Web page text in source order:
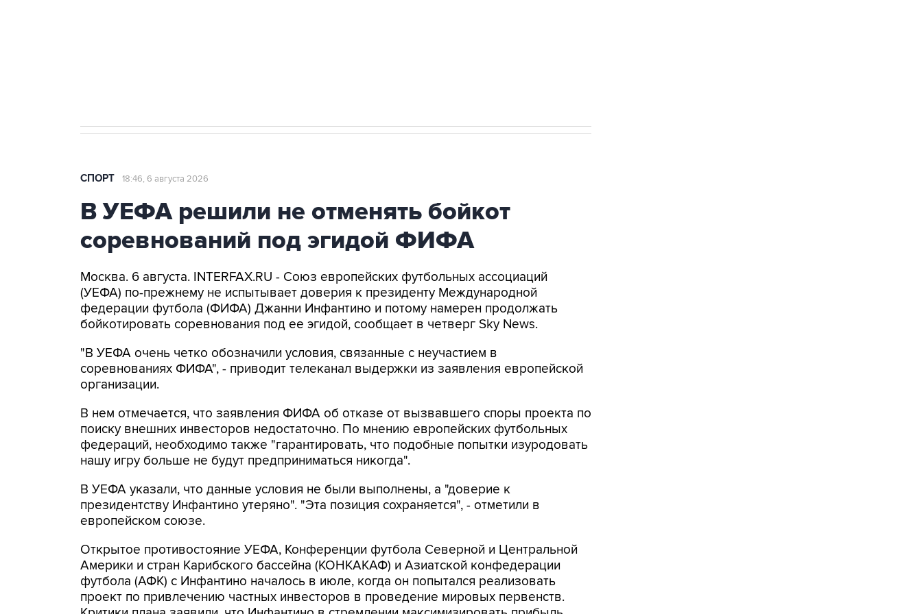
СПОРТ 18:46, 6 августа 2026
В УЕФА решили не отменять бойкот
соревнований под эгидой ФИФА
Москва. 6 августа. INTERFAX.RU - Союз европейских футбольных ассоциаций
(УЕФА) по-прежнему не испытывает доверия к президенту Международной
федерации футбола (ФИФА) Джанни Инфантино и потому намерен продолжать
бойкотировать соревнования под ее эгидой, сообщает в четверг Sky News.
"В УЕФА очень четко обозначили условия, связанные с неучастием в
соревнованиях ФИФА", - приводит телеканал выдержки из заявления европейской
организации.
В нем отмечается, что заявления ФИФА об отказе от вызвавшего споры проекта по
поиску внешних инвесторов недостаточно. По мнению европейских футбольных
федераций, необходимо также "гарантировать, что подобные попытки изуродовать
нашу игру больше не будут предприниматься никогда".
В УЕФА указали, что данные условия не были выполнены, а "доверие к
президентству Инфантино утеряно". "Эта позиция сохраняется", - отметили в
европейском союзе.
Открытое противостояние УЕФА, Конференции футбола Северной и Центральной
Америки и стран Карибского бассейна (КОНКАКАФ) и Азиатской конфедерации
футбола (АФК) с Инфантино началось в июле, когда он попытался реализовать
проект по привлечению частных инвесторов в проведение мировых первенств.